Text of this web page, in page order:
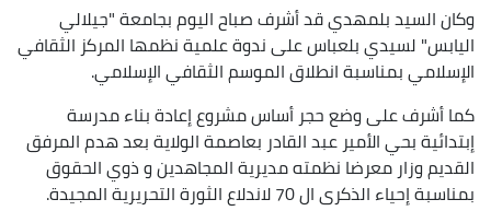
وكان السيد بلمهدي قد أشرف صباح اليوم بجامعة "جيلالي
اليابس" لسيدي بلعباس على ندوة علمية نظمها المركز الثقافي
الإسلامي بمناسبة انطلاق الموسم الثقافي الإسلامي.
كما أشرف على وضع حجر أساس مشروع إعادة بناء مدرسة
إبتدائية بحي الأمير عبد القادر بعاصمة الولاية بعد هدم المرفق
القديم وزار معرضا نظمته مديرية المجاهدين و ذوي الحقوق
بمناسبة إحياء الذكرى ال 70 لاندلاع الثورة التحريرية المجيدة.